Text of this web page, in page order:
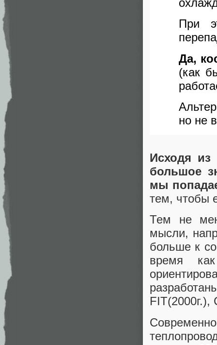
При
Да,
(как
но не
Исходя из
большое
мы
тем, чтобы
Тем не
мысли,
больше к
время
FIT(2000г.),